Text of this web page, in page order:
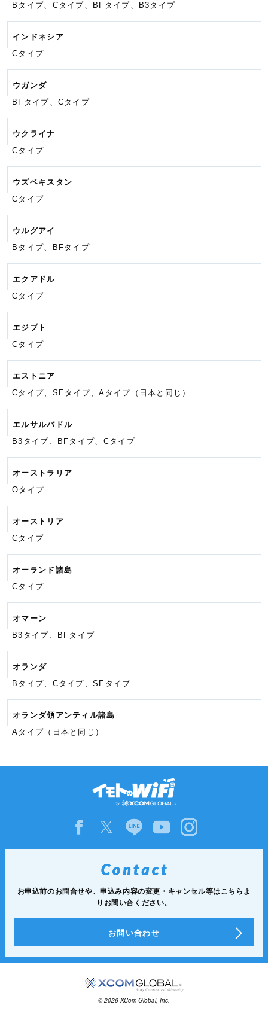
Bタイプ、Cタイプ、BFタイプ、
B3タイプ
インドネシア
Cタイプ
ウガンダ
BFタイプ、Cタイプ
ウクライナ
Cタイプ
ウズベキスタン
Cタイプ
ウルグアイ
Bタイプ、BFタイプ
エクアドル
Cタイプ
エジプト
Cタイプ
エストニア
Cタイプ、SEタイプ、Aタイプ （日本と同じ）
エルサルバドル
B3タイプ、BFタイプ、Cタイプ
オーストラリア
Oタイプ
オーストリア
Cタイプ
オーランド諸島
Cタイプ
オマーン
B3タイプ、BFタイプ
オランダ
Bタイプ、Cタイプ、SEタイプ
オランダ領アンティル諸島
Aタイプ（日本と同じ）
お申込前のお問合せや、申込み内容の変更・キャンセル等はこちらよ
りお問い合ください。
お問い合わせ
© 2026 XCom Global, Inc.